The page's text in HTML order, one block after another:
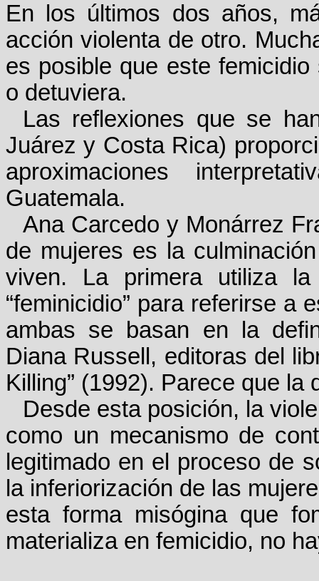
En los últimos dos años,
acción violenta de otro.
es posible que este
o detuviera.
Las reflexiones que se
Juárez y Costa Rica)
aproximaciones
Guatemala.
Ana Carcedo y Monárrez
de mujeres es la
viven. La primera utiliza la
“feminicidio” para referirse a
ambas se basan en la
Diana Russell, editoras del
Killing” (1992). Parece que
Desde esta posición, la
como un mecanismo de
legitimado en el proceso de
la inferiorización de las
esta forma misógina que
materializa en femicidio, no